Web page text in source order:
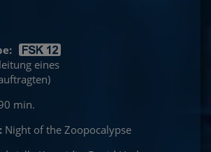
eines
min.
Night of the Zoopocalypse